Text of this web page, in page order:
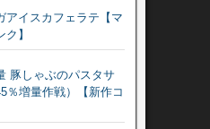
アイスカフェラテ【マ
】
豚しゃぶのパスタサ
％増量作戦）【新作コ